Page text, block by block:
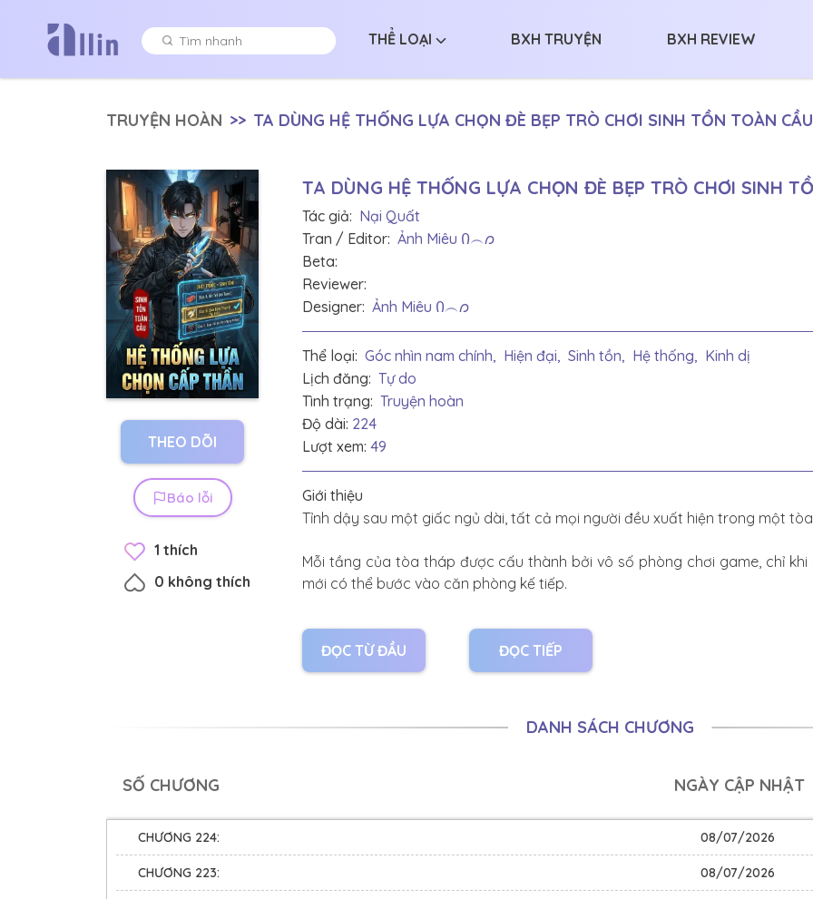
THỂ LOẠI BXH TRUYỆN BXH REVIEW
TRUYỆN HOÀN >> TA DÙNG HỆ THỐNG LỰA CHỌN ĐÈ BẸP TRÒ CHƠI SINH TỒN TOÀN CẦU
THEO DÕI
Báo lỗi
1 thích
0 không thích
TA DÙNG HỆ THỐNG LỰA CHỌN ĐÈ BẸP TRÒ CHƠI SINH
Tác giả: Nại Quất
Tran / Editor: Ảnh Miêu Ი︵𐑼
Beta:
Reviewer:
Designer: Ảnh Miêu Ი︵𐑼
Thể loại: Góc nhìn nam chính, Hiện đại, Sinh tồn, Hệ thống, Kinh dị
Lịch đăng: Tự do
Tình trạng: Truyện hoàn
Độ dài: 224
Lượt xem: 49
Giới thiệu
Tỉnh dậy sau một giấc ngủ dài, tất cả mọi người đều xuất hiện trong một
Mỗi tầng của tòa tháp được cấu thành bởi vô số phòng chơi game, chỉ
mới có thể bước vào căn phòng kế tiếp.
Thế nhưng mỗi căn phòng đều tràn ngập cạm bẫy và nguy hiểm.
Không ai biết sau cánh cửa tiếp theo sẽ là gì, đồ ăn hay là quái vật.
Tuy nhiên Từ Dương đã thức tỉnh hệ thống lựa chọn cấp thần giúp anh có
[Hãy cẩn thận với cánh cửa này, nếu anh không muốn làm mồi cho cá thì
Khi mọi người còn đang vật lộn để sinh tồn thì Từ Dương đã trang bị cho
ĐỌC TỪ ĐẦU ĐỌC TIẾP
DANH SÁCH CHƯƠNG
SỐ CHƯƠNG NGÀY CẬP NHẬT
CHƯƠNG 224: 08/07/2026
CHƯƠNG 223: 08/07/2026